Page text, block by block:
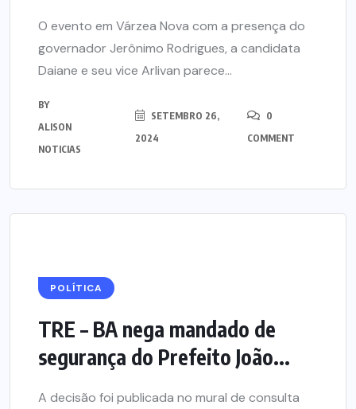
O evento em Várzea Nova com a presença do
governador Jerônimo Rodrigues, a candidata
Daiane e seu vice Arlivan parece...
BY
ALISON
NOTICIAS
SETEMBRO 26,
2024
0
COMMENT
POLÍTICA
TRE – BA nega mandado de
segurança do Prefeito João...
A decisão foi publicada no mural de consulta